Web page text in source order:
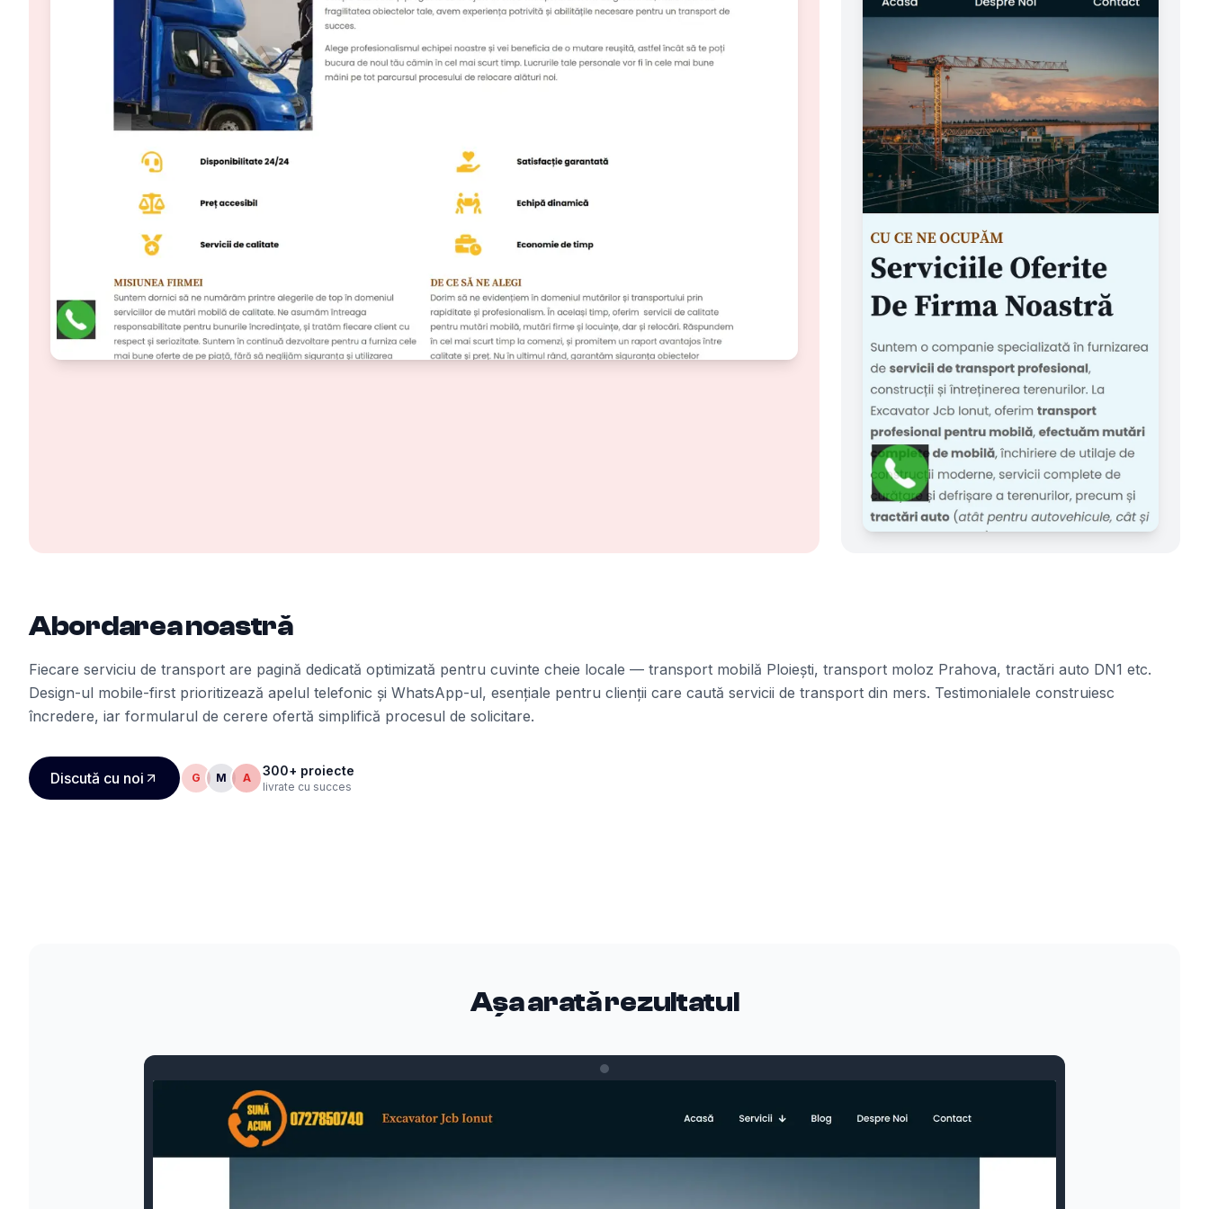
Abordarea noastră
Fiecare serviciu de transport are pagină dedicată optimizată pentru cuvinte cheie locale — transport mobilă Ploiești, transport moloz Prahova, tractări auto DN1 etc.
Design-ul mobile-first prioritizează apelul telefonic și WhatsApp-ul, esențiale pentru clienții care caută servicii de transport din mers. Testimonialele construiesc
încredere, iar formularul de cerere ofertă simplifică procesul de solicitare.
Discută cu noi G M A 300+ proiecte
livrate cu succes
Așa arată rezultatul